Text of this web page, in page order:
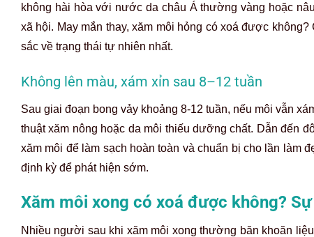
không hài hòa với nước da châu Á thường vàng hoặc
xã hội. May mắn thay,xăm môi hỏng có xoá được không?
sắc về trạng thái tự nhiên nhất.
Không lên màu, xám xỉn sau 8–12 tuần
Sau giai đoạn bong vảy khoảng 8-12 tuần, nếu môi vẫn
thuật xăm nông hoặc da môi thiếu dưỡng chất. Dẫn đến
xăm môi để làm sạch hoàn toàn và chuẩn bị cho lần làm
định kỳ để phát hiện sớm.
Xăm môi xong có xoá được không?
Nhiều người sau khi xăm môi xong thường băn khoăn